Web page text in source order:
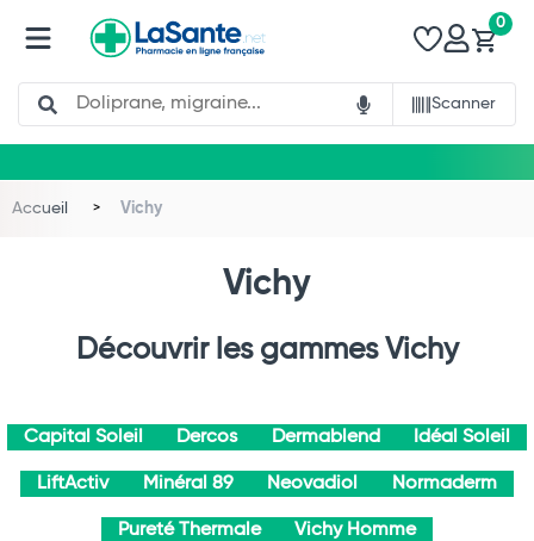
Search
Scanner
0
Accueil Vichy
Vichy
Découvrir les gammes Vichy
Capital Soleil Dercos Dermablend Idéal Soleil
LiftActiv Minéral 89 Neovadiol Normaderm
Pureté Thermale Vichy Homme